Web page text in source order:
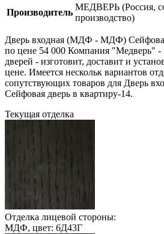
Производитель
МЕДВЕРЬ (Россия,
производство)
Дверь входная (МДФ - МДФ)
по цене 54 000 Компания "Медверь" -
дверей - изготовит, доставит и
цене. Имеется нескольк вариантов
сопутствующих товаров для Дверь
Сейфовая дверь в квартиру-14.
Текущая отделка
Отделка лицевой стороны:
МДФ, цвет: 6Д43Г